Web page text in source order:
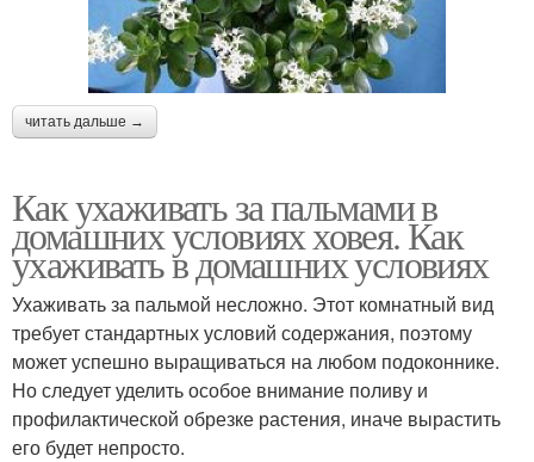
читать дальше →
Как ухаживать за пальмами в
домашних условиях ховея. Как
ухаживать в домашних условиях
Ухаживать за пальмой несложно. Этот комнатный вид
требует стандартных условий содержания, поэтому
может успешно выращиваться на любом подоконнике.
Но следует уделить особое внимание поливу и
профилактической обрезке растения, иначе вырастить
его будет непросто.